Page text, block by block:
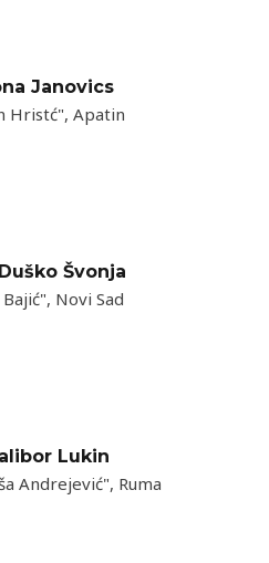
Janovics
Hristć", Apatin
Švonja
Novi Sad
Lukin
Andrejević", Ruma